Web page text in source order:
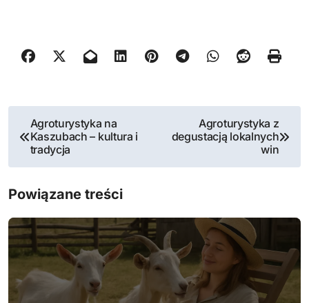
w
i
g
a
c
Agroturystyka na
Kaszubach – kultura i
tradycja
Agroturystyka z
degustacją lokalnych
win
Powiązane treści